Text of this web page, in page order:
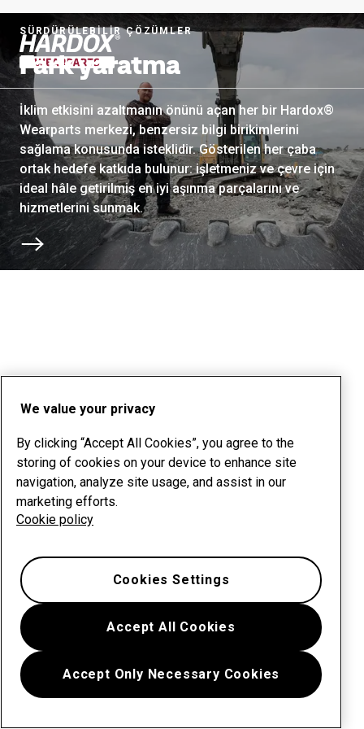
Başlangıç sayfasına git
SÜRDÜRÜLEBİLİR ÇÖZÜMLER
Fark yaratma
İklim etkisini azaltmanın önünü açan her bir Hardox®
Wearparts merkezi, benzersiz bilgi birikimlerini
sağlama konusunda isteklidir. Gösterilen her çaba
ortak hedefe katkıda bulunur: işletmeniz ve çevre için
ideal hâle getirilmiş en iyi aşınma parçalarını ve
hizmetlerini sunmak.
Sonraki bölüme kaydırın
We value your privacy
By clicking “Accept All Cookies”, you agree to the
storing of cookies on your device to enhance site
navigation, analyze site usage, and assist in our
marketing efforts.
Cookie policy
Accept All Cookies
Accept Only Necessary Cookies
Cookies Settings